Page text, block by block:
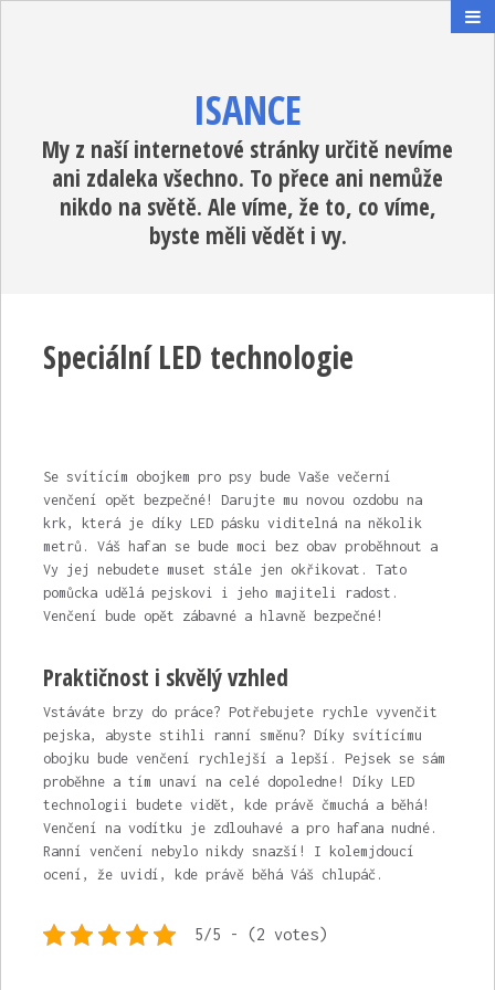
ISANCE
My z naší internetové stránky určitě nevíme
ani zdaleka všechno. To přece ani nemůže
nikdo na světě. Ale víme, že to, co víme,
byste měli vědět i vy.
Speciální LED technologie
Se svítícím obojkem pro psy bude Vaše večerní
venčení opět bezpečné! Darujte mu novou ozdobu na
krk, která je díky LED pásku viditelná na několik
metrů. Váš hafan se bude moci bez obav proběhnout a
Vy jej nebudete muset stále jen okřikovat. Tato
pomůcka udělá pejskovi i jeho majiteli radost.
Venčení bude opět zábavné a hlavně bezpečné!
Praktičnost i skvělý vzhled
Vstáváte brzy do práce? Potřebujete rychle vyvenčit
pejska, abyste stihli ranní směnu? Díky svítícímu
obojku bude venčení rychlejší a lepší. Pejsek se sám
proběhne a tím unaví na celé dopoledne! Díky LED
technologii budete vidět, kde právě čmuchá a běhá!
Venčení na vodítku je zdlouhavé a pro hafana nudné.
Ranní venčení nebylo nikdy snazší! I kolemjdoucí
ocení, že uvidí, kde právě běhá Váš chlupáč.
5/5 - (2 votes)